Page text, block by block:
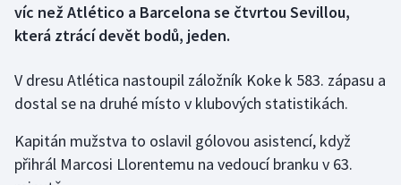
Golf
Házená
Jezdectví
víc než Atlético a Barcelona se čtvrtou Sevillou,
která ztrácí devět bodů, jeden.
V dresu Atlética nastoupil záložník Koke k 583. zápasu a
dostal se na druhé místo v klubových statistikách.
Kapitán mužstva to oslavil gólovou asistencí, když
přihrál Marcosi Llorentemu na vedoucí branku v 63.